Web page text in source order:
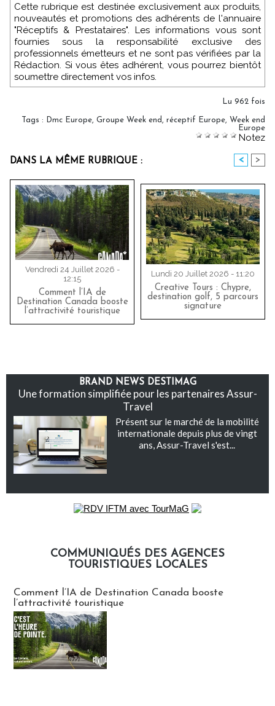
Cette rubrique est destinée exclusivement aux produits,
nouveautés et promotions des adhérents de l'annuaire
"Réceptifs & Prestataires". Les informations vous sont
fournies sous la responsabilité exclusive des
professionnels émetteurs et ne sont pas vérifiées par la
Rédaction. Si vous êtes adhérent, vous pourrez bientôt
soumettre directement vos infos.
Lu 962 fois
Tags : Dmc Europe, Groupe Week end, réceptif Europe, Week end
Europe
Notez
DANS LA MÊME RUBRIQUE : < >
Vendredi 24 Juillet 2026 -
12:15
Comment l’IA de
Destination Canada booste
l’attractivité touristique
Lundi 20 Juillet 2026 - 11:20
Creative Tours : Chypre,
destination golf, 5 parcours
signature
BRAND NEWS DESTIMAG
Une formation simplifiée pour les partenaires Assur-
Travel
Présent sur le marché de la mobilité
internationale depuis plus de vingt
ans, Assur-Travel s'est...
COMMUNIQUÉS DES AGENCES
TOURISTIQUES LOCALES
Comment l’IA de Destination Canada booste
l’attractivité touristique